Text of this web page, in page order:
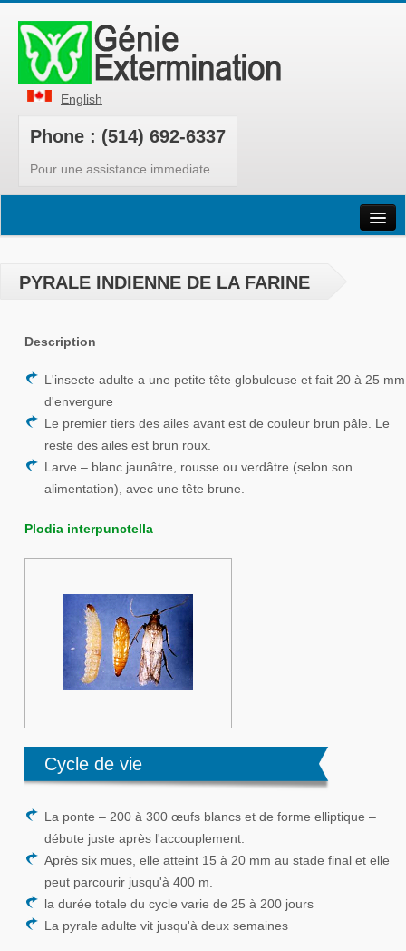
English
Phone : (514) 692-6337
Pour une assistance immediate
Parasites
Produits
Punaises
À propos
Mesures Préventives
Nous Contacter
PYRALE INDIENNE DE LA FARINE
Description
L'insecte adulte a une petite tête globuleuse et fait 20 à 25 mm
d'envergure
Le premier tiers des ailes avant est de couleur brun pâle. Le
reste des ailes est brun roux.
Larve – blanc jaunâtre, rousse ou verdâtre (selon son
alimentation), avec une tête brune.
Plodia interpunctella
Cycle de vie
La ponte – 200 à 300 œufs blancs et de forme elliptique –
débute juste après l'accouplement.
Après six mues, elle atteint 15 à 20 mm au stade final et elle
peut parcourir jusqu'à 400 m.
la durée totale du cycle varie de 25 à 200 jours
La pyrale adulte vit jusqu'à deux semaines